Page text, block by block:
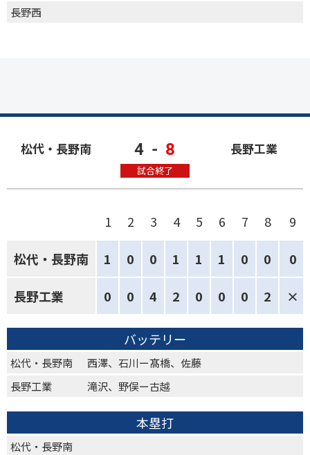
長野西
松代・長野南 4 - 8
試合終了
長野工業
1 2 3 4 5 6 7 8 9
松代・長野南 1 0 0 1 1 1 0 0 0
長野工業 0 0 4 2 0 0 0 2 ×
バッテリー
松代・長野南
西澤、石川ー髙橋、佐藤
長野工業
滝沢、野俣ー古越
本塁打
松代・長野南